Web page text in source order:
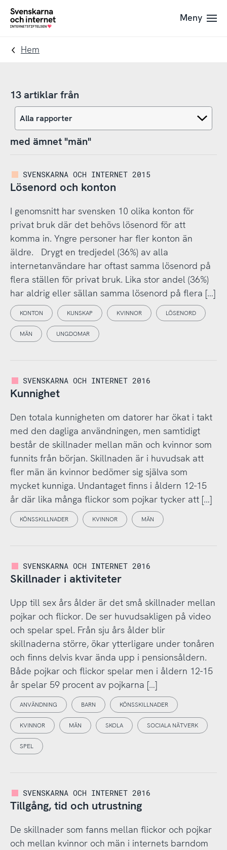
Till
navigation
Till
innehåll
To
Meny
Hem
13 artiklar från
med ämnet "män"
SVENSKARNA OCH INTERNET 2015
Lösenord och konton
I genomsnitt har svensken 10 olika konton för
privat bruk där det behövs lösenord för att
komma in. Yngre personer har fler konton än
äldre. Drygt en tredjedel (36%) av alla
internetanvändare har oftast samma lösenord på
flera ställen för privat bruk. Lika stor andel (36%)
har aldrig eller sällan samma lösenord på flera […]
KONTON KUNSKAP KVINNOR LÖSENORD
MÄN UNGDOMAR
SVENSKARNA OCH INTERNET 2016
Kunnighet
Den totala kunnigheten om datorer har ökat i takt
med den dagliga användningen, men samtidigt
består de skillnader mellan män och kvinnor som
funnits från början. Skillnaden är i huvudsak att
fler män än kvinnor bedömer sig själva som
mycket kunniga. Undantaget finns i åldern 12-15
år där lika många flickor som pojkar tycker att […]
KÖNSSKILLNADER KVINNOR MÄN
SVENSKARNA OCH INTERNET 2016
Skillnader i aktiviteter
Upp till sex års ålder är det små skillnader mellan
pojkar och flickor. De ser huvudsakligen på video
och spelar spel. Från sju års ålder blir
skillnaderna större, ökar ytterligare under tonåren
och finns delvis kvar ända upp i pensionsåldern.
Både pojkar och flickor spelar men i åldern 12-15
år spelar 59 procent av pojkarna […]
ANVÄNDNING BARN KÖNSSKILLNADER
KVINNOR MÄN SKOLA SOCIALA NÄTVERK
SPEL
SVENSKARNA OCH INTERNET 2016
Tillgång, tid och utrustning
De skillnader som fanns mellan flickor och pojkar
och mellan kvinnor och män i internets barndom